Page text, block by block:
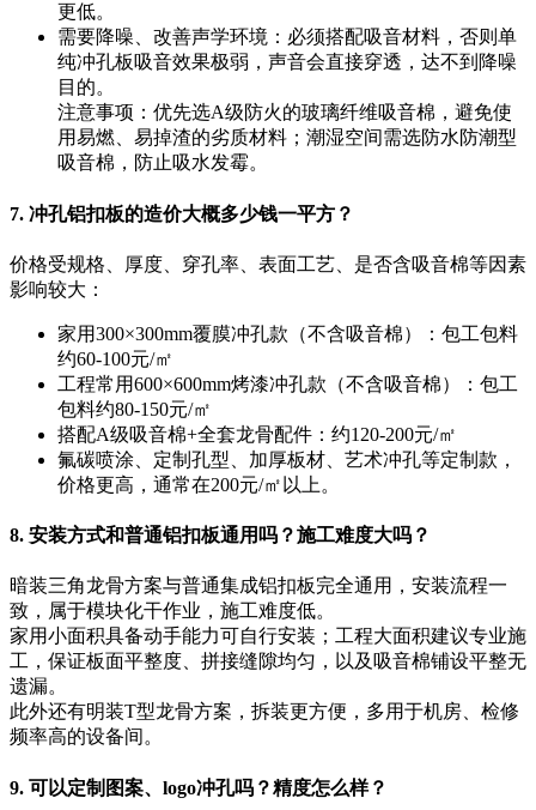
更低。
需要降噪、改善声学环境：必须搭配吸音材料，否则单
纯冲孔板吸音效果极弱，声音会直接穿透，达不到降噪
目的。
注意事项：优先选A级防火的玻璃纤维吸音棉，避免使
用易燃、易掉渣的劣质材料；潮湿空间需选防水防潮型
吸音棉，防止吸水发霉。
7. 冲孔铝扣板的造价大概多少钱一平方？
价格受规格、厚度、穿孔率、表面工艺、是否含吸音棉等因素
影响较大：
家用300×300mm覆膜冲孔款（不含吸音棉）：包工包料
约60-100元/㎡
工程常用600×600mm烤漆冲孔款（不含吸音棉）：包工
包料约80-150元/㎡
搭配A级吸音棉+全套龙骨配件：约120-200元/㎡
氟碳喷涂、定制孔型、加厚板材、艺术冲孔等定制款，
价格更高，通常在200元/㎡以上。
8. 安装方式和普通铝扣板通用吗？施工难度大吗？
暗装三角龙骨方案与普通集成铝扣板完全通用，安装流程一
致，属于模块化干作业，施工难度低。
家用小面积具备动手能力可自行安装；工程大面积建议专业施
工，保证板面平整度、拼接缝隙均匀，以及吸音棉铺设平整无
遗漏。
此外还有明装T型龙骨方案，拆装更方便，多用于机房、检修
频率高的设备间。
9. 可以定制图案、logo冲孔吗？精度怎么样？